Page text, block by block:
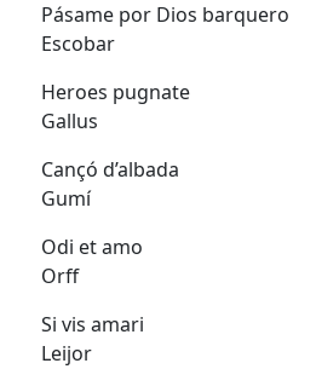
Pásame por Dios
Escobar
Heroes
Gallus
Cançó
Gumí
Odi et
Orff
Si vis
Leijor